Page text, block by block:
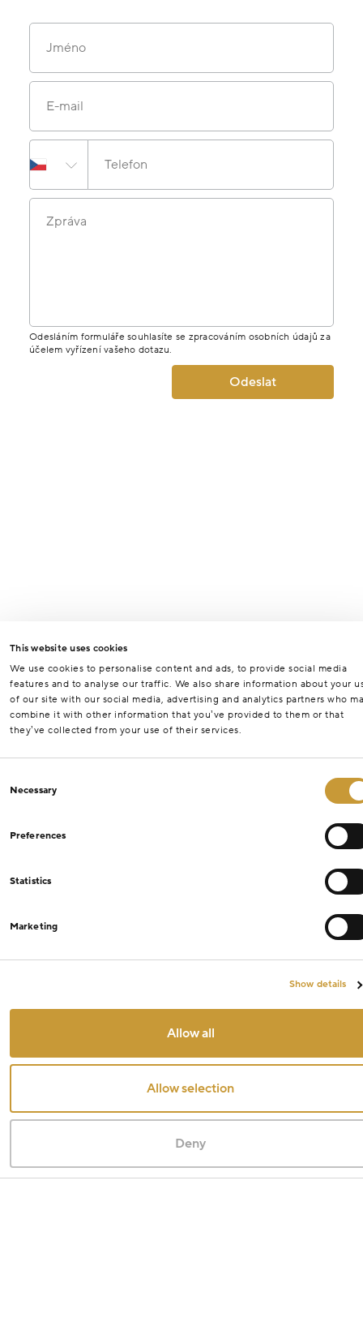
This website uses cookies
We use cookies to personalise content and ads, to provide social media
features and to analyse our traffic. We also share information about your
of our site with our social media, advertising and analytics partners who
combine it with other information that you’ve provided to them or that
they’ve collected from your use of their services.
Selection
Necessary
Preferences
Statistics
Marketing
Show details
Allow all
Allow selection
Deny
Jméno
E-mail
Telefon
Zpráva
Odesláním formuláře souhlasíte se zpracováním osobních údajů za
účelem vyřízení vašeho dotazu.
Odeslat